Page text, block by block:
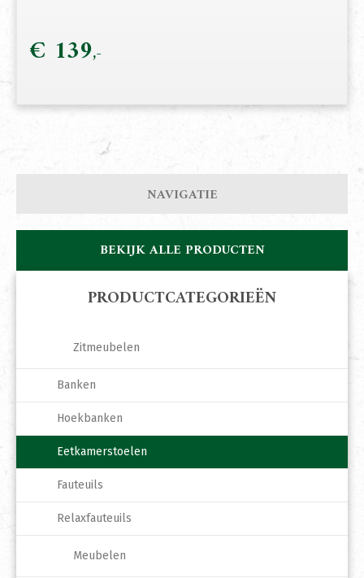
€ 139
NAVIGATIE
BEKIJK ALLE PRODUCTEN
PRODUCTCATEGORIEËN
Zitmeubelen
Banken
Hoekbanken
Eetkamerstoelen
Fauteuils
Relaxfauteuils
Meubelen